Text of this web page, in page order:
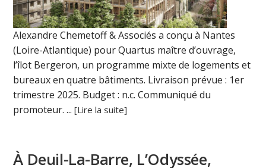
Alexandre Chemetoff & Associés a conçu à Nantes
(Loire-Atlantique) pour Quartus maître d’ouvrage,
l’îlot Bergeron, un programme mixte de logements et
bureaux en quatre bâtiments. Livraison prévue : 1er
trimestre 2025. Budget : n.c. Communiqué du
promoteur. ...[Lire la suite]
À Deuil-La-Barre, L’Odyssée,